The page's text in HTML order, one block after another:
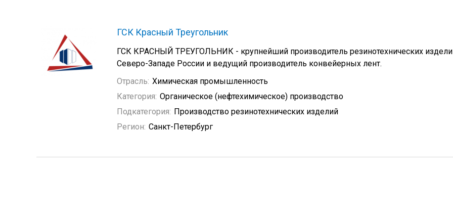
ГСК Красный Треугольник
ГСК КРАСНЫЙ ТРЕУГОЛЬНИК - крупнейший производитель резинотехнических
Северо-Западе России и ведущий производитель конвейерных лент.
Отрасль: Химическая промышленность
Категория: Органическое (нефтехимическое) производство
Подкатегория: Производство резинотехнических изделий
Регион: Санкт-Петербург